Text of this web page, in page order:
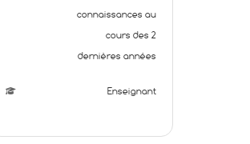
connaissances au
cours des 2
dernières années
Enseignant